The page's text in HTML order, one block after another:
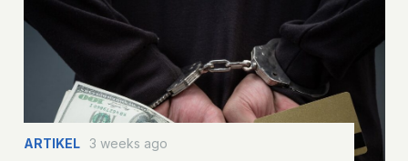
ARTIKEL 3 weeks ago